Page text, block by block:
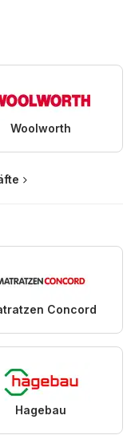
Woolworth
Concord
Hagebau